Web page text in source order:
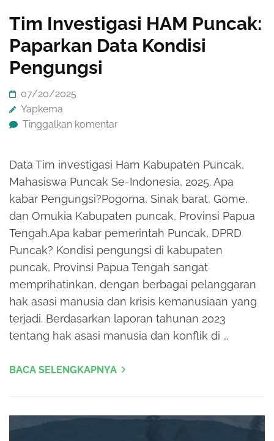
Tim Investigasi HAM Puncak:
Paparkan Data Kondisi
Pengungsi
07/20/2025
Yapkema
Tinggalkan komentar
Data Tim investigasi Ham Kabupaten Puncak,
Mahasiswa Puncak Se-Indonesia, 2025. Apa
kabar Pengungsi?Pogoma, Sinak barat, Gome,
dan Omukia Kabupaten puncak, Provinsi Papua
Tengah.Apa kabar pemerintah Puncak, DPRD
Puncak? Kondisi pengungsi di kabupaten
puncak, Provinsi Papua Tengah sangat
memprihatinkan, dengan berbagai pelanggaran
hak asasi manusia dan krisis kemanusiaan yang
terjadi. Berdasarkan laporan tahunan 2023
tentang hak asasi manusia dan konflik di …
BACA SELENGKAPNYA